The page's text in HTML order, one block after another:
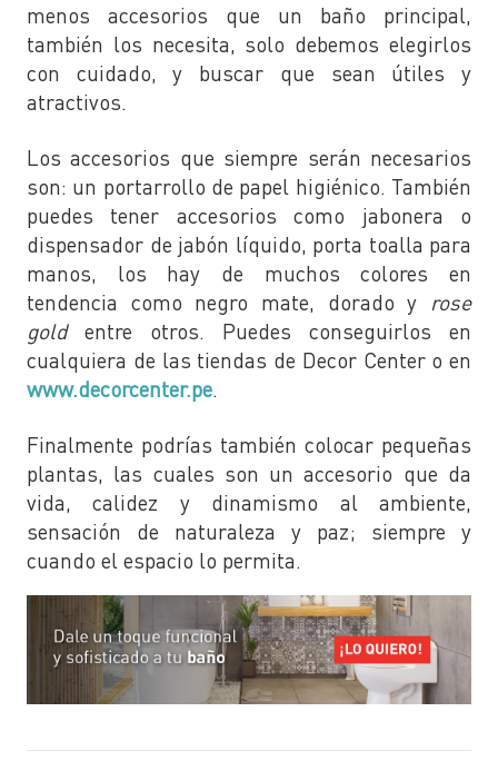
menos accesorios que un baño principal,
también los necesita, solo debemos elegirlos
con cuidado, y buscar que sean útiles y
atractivos.
Los accesorios que siempre serán necesarios
son: un portarrollo de papel higiénico. También
puedes tener accesorios como jabonera o
dispensador de jabón líquido, porta toalla para
manos, los hay de muchos colores en
tendencia como negro mate, dorado y rose
goldentre otros. Puedes conseguirlos en
cualquiera de las tiendas de Decor Center o en
www.decorcenter.pe.
Finalmente podrías también colocar pequeñas
plantas, las cuales son un accesorio que da
vida, calidez y dinamismo al ambiente,
sensación de naturaleza y paz; siempre y
cuando el espacio lo permita.